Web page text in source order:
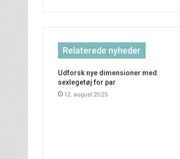
Relaterede nyheder
Udforsk nye dimensioner med
sexlegetøj for par
12. august 2025